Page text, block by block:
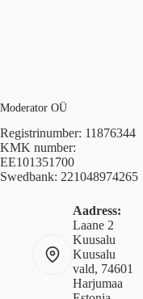
Moderator OÜ
Registrinumber: 11876344
KMK number:
EE101351700
Swedbank: 221048974265
Aadress:
Laane 2
Kuusalu
Kuusalu
vald, 74601
Harjumaa